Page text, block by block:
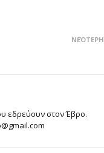
ΝΕΌΤΕΡΗ
εδρεύουν στον Έβρο.